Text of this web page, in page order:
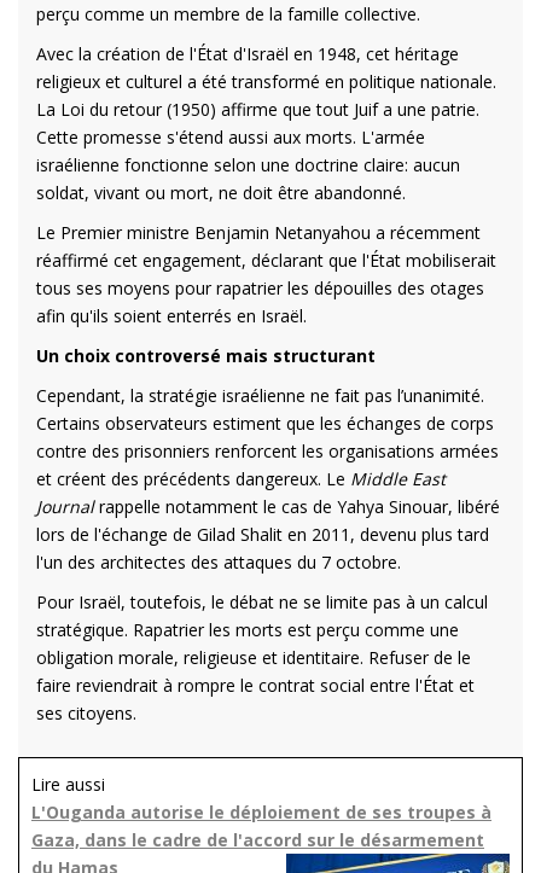
perçu comme un membre de la famille collective.
Avec la création de l'État d'Israël en 1948, cet héritage
religieux et culturel a été transformé en politique nationale.
La Loi du retour (1950) affirme que tout Juif a une patrie.
Cette promesse s'étend aussi aux morts. L'armée
israélienne fonctionne selon une doctrine claire: aucun
soldat, vivant ou mort, ne doit être abandonné.
Le Premier ministre Benjamin Netanyahou a récemment
réaffirmé cet engagement, déclarant que l'État mobiliserait
tous ses moyens pour rapatrier les dépouilles des otages
afin qu'ils soient enterrés en Israël.
Un choix controversé mais structurant
Cependant, la stratégie israélienne ne fait pas l’unanimité.
Certains observateurs estiment que les échanges de corps
contre des prisonniers renforcent les organisations armées
et créent des précédents dangereux. Le Middle East
Journalrappelle notamment le cas de Yahya Sinouar, libéré
lors de l'échange de Gilad Shalit en 2011, devenu plus tard
l'un des architectes des attaques du 7 octobre.
Pour Israël, toutefois, le débat ne se limite pas à un calcul
stratégique. Rapatrier les morts est perçu comme une
obligation morale, religieuse et identitaire. Refuser de le
faire reviendrait à rompre le contrat social entre l'État et
ses citoyens.
Lire aussi
L'Ouganda autorise le déploiement de ses troupes à
Gaza, dans le cadre de l'accord sur le désarmement
du Hamas